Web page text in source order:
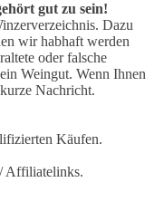
gut zu sein!
Dazu
wir habhaft werden
oder falsche
Weingut. Wenn Ihnen
Nachricht.
Käufen.
Affiliatelinks.